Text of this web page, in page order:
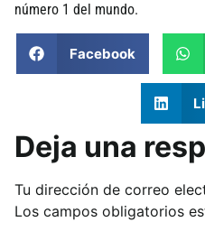
número 1 del mundo.
Facebook
Deja una
Tu dirección de correo
Los campos obligatorios